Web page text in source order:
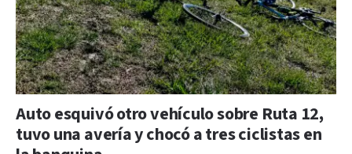
Auto esquivó otro vehículo sobre Ruta 12,
tuvo una avería y chocó a tres ciclistas en